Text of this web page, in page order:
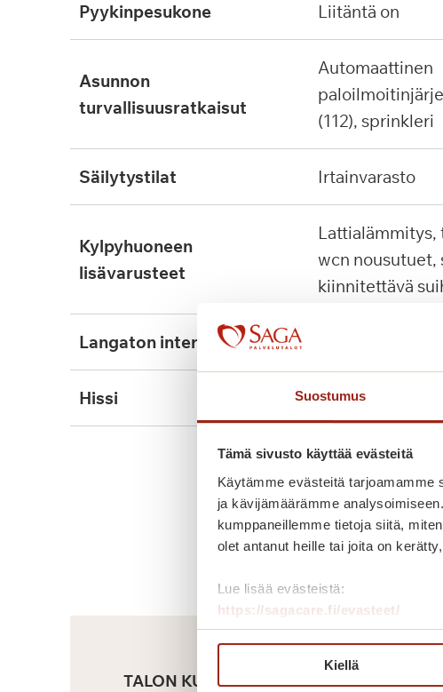
Suostumus
Tämä sivusto käyttää evästeitä
Käytämme evästeitä tarjoamamme
ja kävijämäärämme
kumppaneillemme tietoja siitä,
olet antanut heille tai joita on
Lue lisää evästeistä:
https://sagacare.fi/evasteet/
Kiellä
pyykinpesukone liitäntä on
asunnon
turvallisuusratkaisut
automaattinen
(112), sprinkleri
säilytystilat irtainvarasto
kylpyhuoneen
lisävarusteet
lattialämmitys, tukikaide,
wcn nousutuet,
kiinnitettävä
langaton internet
hissi kyllä
TALON KUVAUS